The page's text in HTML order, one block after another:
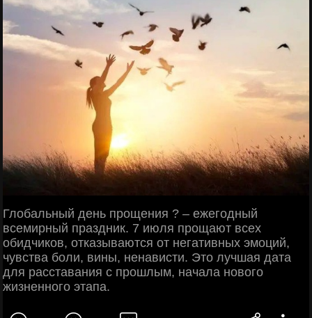
Глобальный день прощения ? – ежегодный
всемирный праздник. 7 июля прощают всех
обидчиков, отказываются от негативных эмоций,
чувства боли, вины, ненависти. Это лучшая дата
для расставания с прошлым, начала нового
жизненного этапа.